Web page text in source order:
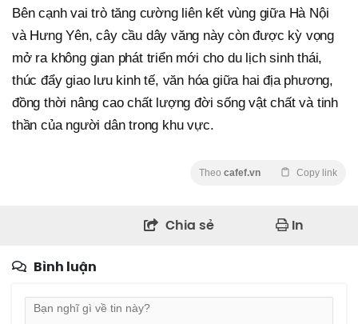
Bên cạnh vai trò tăng cường liên kết vùng giữa Hà Nội
và Hưng Yên, cây cầu dây văng này còn được kỳ vọng
mở ra không gian phát triển mới cho du lịch sinh thái,
thúc đẩy giao lưu kinh tế, văn hóa giữa hai địa phương,
đồng thời nâng cao chất lượng đời sống vật chất và tinh
thần của người dân trong khu vực.
Theo cafef.vn Copy link
Chia sẻ In
Bình luận